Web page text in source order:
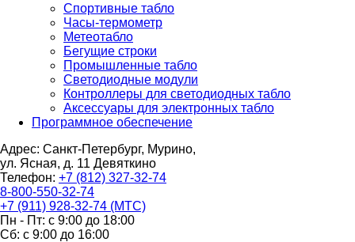
Спортивные табло
Часы-термометр
Метеотабло
Бегущие строки
Промышленные табло
Светодиодные модули
Контроллеры для светодиодных табло
Аксессуары для электронных табло
Программное обеспечение
Адрес: Санкт-Петербург, Мурино,
ул. Ясная, д. 11 Девяткино
Телефон: +7 (812) 327-32-74
8-800-550-32-74
+7 (911) 928-32-74 (МТС)
Пн - Пт: с 9:00 до 18:00
Сб: с 9:00 до 16:00